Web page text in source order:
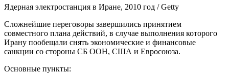
Ядерная электростанция в Иране, 2010 год / Getty
Сложнейшие переговоры завершились принятием
совместного плана действий, в случае выполнения которого
Ирану пообещали снять экономические и финансовые
санкции со стороны СБ ООН, США и Евросоюза.
Основные пункты: